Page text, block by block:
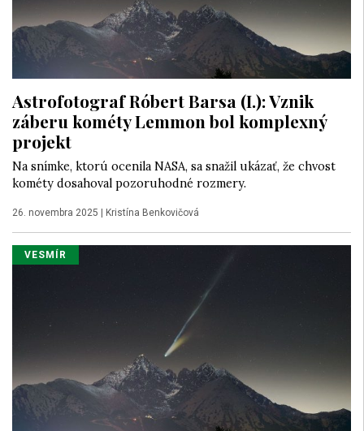
Astrofotograf Róbert Barsa (I.): Vznik
záberu kométy Lemmon bol komplexný
projekt
Na snímke, ktorú ocenila NASA, sa snažil ukázať, že chvost
kométy dosahoval pozoruhodné rozmery.
26. novembra 2025 Kristína Benkovičová
VESMÍR